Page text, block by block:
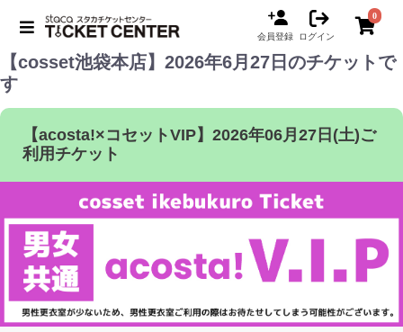
会員登録 ログイン
0
【cosset池袋本店】2026年6月27日のチケットで
す
【acosta!×コセットVIP】2026年06月27日(土)ご
利用チケット